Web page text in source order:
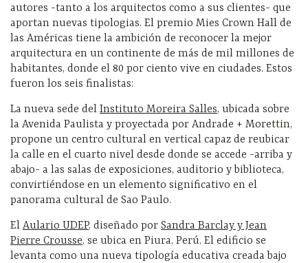
autores -tanto a los arquitectos como a sus clientes- que
aportan nuevas tipologias. El premio Mies Crown Hall de
las Américas tiene la ambición de reconocer la mejor
arquitectura en un continente de más de mil millones de
habitantes, donde el 80 por ciento vive en ciudades. Estos
fueron los seis finalistas:
La nueva sede del Instituto Moreira Salles, ubicada sobre
la Avenida Paulista y proyectada por Andrade + Morettin,
propone un centro cultural en vertical capaz de reubicar
la calle en el cuarto nivel desde donde se accede -arriba y
abajo- a las salas de exposiciones, auditorio y biblioteca,
convirtiéndose en un elemento significativo en el
panorama cultural de Sao Paulo.
El Aulario UDEP, diseñado por Sandra Barclay y Jean
Pierre Crousse, se ubica en Piura, Perú. El edificio se
levanta como una nueva tipología educativa creada bajo